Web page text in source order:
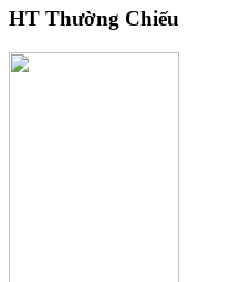
HT Thường Chiếu